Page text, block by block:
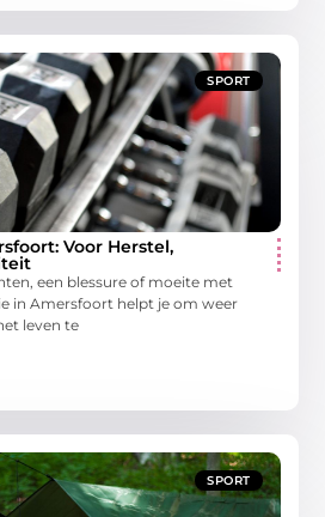
SPORT
Voor Herstel,
een blessure of moeite met
in Amersfoort helpt je om weer
leven te
SPORT